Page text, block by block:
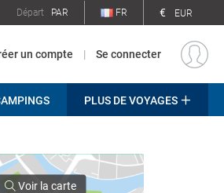
Départ PAR FR € EUR
un compte | Se connecter
PLUS DE VOYAGES
Voir la carte